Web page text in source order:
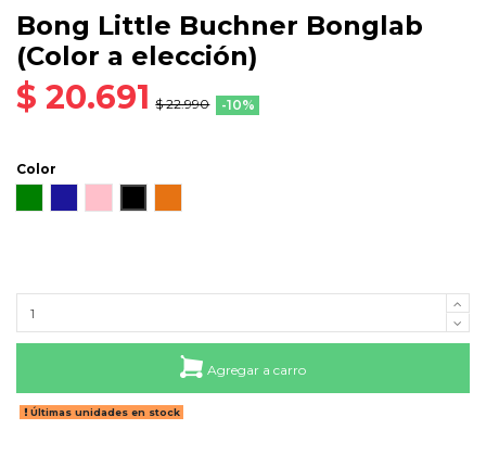
Bong Little Buchner Bonglab
(Color a elección)
$ 20.691 $ 22.990 -10%
Color
Agregar a carro
Últimas unidades en stock